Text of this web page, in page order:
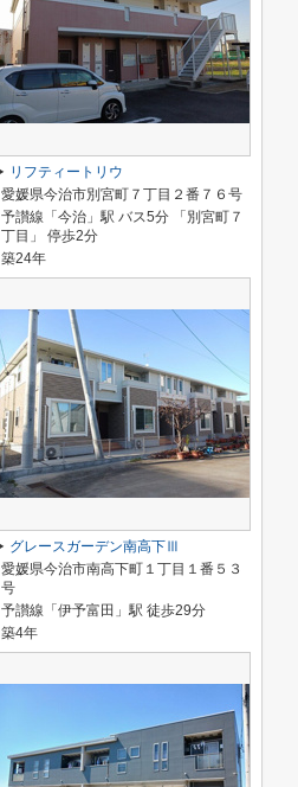
リフティートリウ
愛媛県今治市別宮町７丁目２番７６号
予讃線「今治」駅 バス5分 「別宮町７
丁目」 停歩2分
築24年
グレースガーデン南高下Ⅲ
愛媛県今治市南高下町１丁目１番５３
号
予讃線「伊予富田」駅 徒歩29分
築4年